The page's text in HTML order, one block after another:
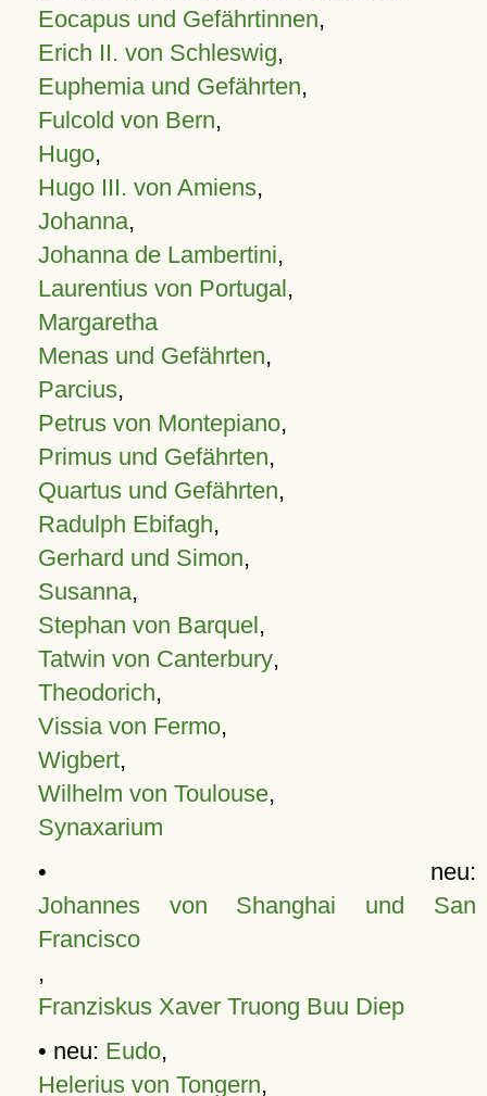
Eocapus und Gefährtinnen,
Erich II. von Schleswig,
Euphemia und Gefährten,
Fulcold von Bern,
Hugo,
Hugo III. von Amiens,
Johanna,
Johanna de Lambertini,
Laurentius von Portugal,
Margaretha
Menas und Gefährten,
Parcius,
Petrus von Montepiano,
Primus und Gefährten,
Quartus und Gefährten,
Radulph Ebifagh,
Gerhard und Simon,
Susanna,
Stephan von Barquel,
Tatwin von Canterbury,
Theodorich,
Vissia von Fermo,
Wigbert,
Wilhelm von Toulouse,
Synaxarium
• neu:
Johannes von Shanghai und San
Francisco
,
Franziskus Xaver Truong Buu Diep
• neu: Eudo,
Helerius von Tongern,